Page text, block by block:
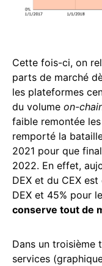
Cette fois-ci, on
parts de marché
les plateformes
du volume on-
faible remontée
remporté la
2021 pour que
2022. En effet,
DEX et du CEX
DEX et 45% pour
conserve tout de
Dans un troisième
services